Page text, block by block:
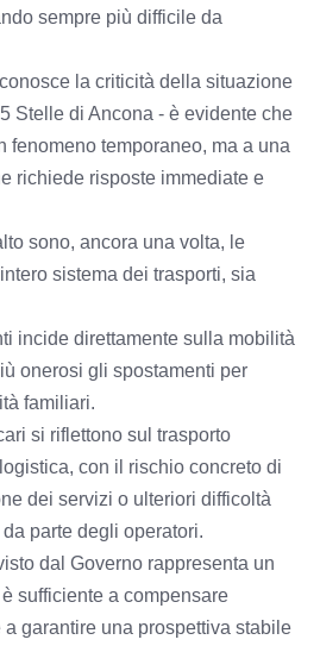
sempre più difficile da
la criticità della situazione
Stelle di Ancona - è evidente che
fenomeno temporaneo, ma a una
richiede risposte immediate e
sono, ancora una volta, le
sistema dei trasporti, sia
incide direttamente sulla mobilità
onerosi gli spostamenti per
familiari.
si riflettono sul trasporto
con il rischio concreto di
dei servizi o ulteriori difficoltà
parte degli operatori.
dal Governo rappresenta un
sufficiente a compensare
a garantire una prospettiva stabile